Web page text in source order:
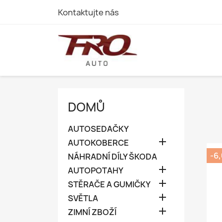
Kontaktujte nás
DOMŮ
AUTOSEDAČKY
AUTOKOBERCE

NÁHRADNÍ DÍLY ŠKODA
AUTOPOTAHY

STĚRAČE A GUMIČKY 
SVĚTLA 
ZIMNÍ ZBOŽÍ 
-